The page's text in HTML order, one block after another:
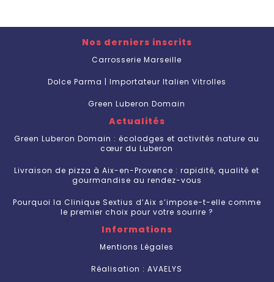
Nos derniers inscrits
Carrosserie Marseille
Dolce Parma | Importateur Italien Vitrolles
Green Luberon Domain
Actualités
Green Luberon Domain : écolodges et activités nature au
cœur du Luberon
Livraison de pizza à Aix-en-Provence : rapidité, qualité et
gourmandise au rendez-vous
Pourquoi la Clinique Sextius d’Aix s’impose-t-elle comme
le premier choix pour votre sourire ?
Informations
Mentions Légales
Réalisation : AVAELYS